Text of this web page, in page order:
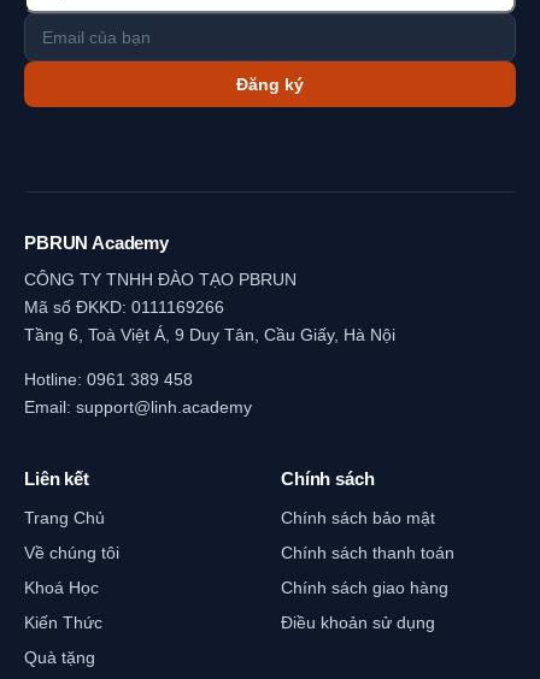
Đăng ký
PBRUN Academy
CÔNG TY TNHH ĐÀO TẠO PBRUN
Mã số ĐKKD: 0111169266
Tầng 6, Toà Việt Á, 9 Duy Tân, Cầu Giấy, Hà Nội
Hotline: 0961 389 458
Email: support@linh.academy
Liên kết
Trang Chủ
Về chúng tôi
Khoá Học
Kiến Thức
Quà tặng
Chính sách
Chính sách bảo mật
Chính sách thanh toán
Chính sách giao hàng
Điều khoản sử dụng